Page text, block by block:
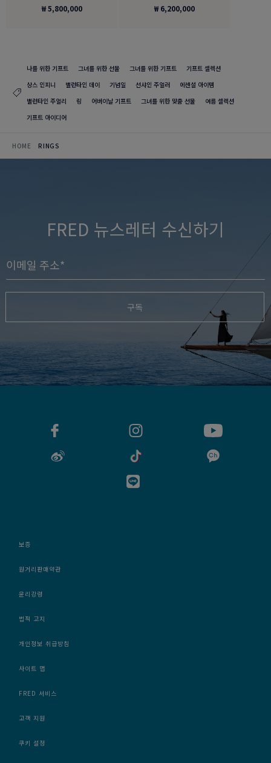
₩ 5,800,000 ₩ 6,200,000
나를 위한 기프트 그녀를 위한 선물 그녀를 위한 기프트
기프트 셀렉션
샹스 인피니
밸런타인 데이 기념일 선샤인 주얼러
에센셜 아이템
밸런타인 주얼리
링 어버이날 기프트 그녀를 위한 맞춤 선물
여름 셀렉션
기프트 아이디어
HOME RINGS
FRED 뉴스레터 수신하기
구독
보증
원거리판매약관
윤리강령
법적 고지
개인정보 취급방침
사이트 맵
FRED 서비스
고객 지원
쿠키 설정